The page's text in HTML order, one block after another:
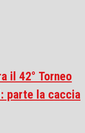
il 42° Torneo
parte la caccia